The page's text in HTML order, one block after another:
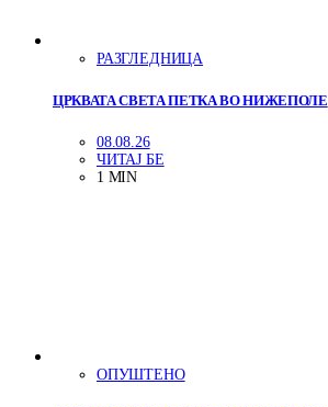
РАЗГЛЕДНИЦА
ЦРКВАТА СВЕТА ПЕТКА ВО НИЖЕПОЛЕ
08.08.26
ЧИТАЈ БЕ
1 MIN
ОПУШТЕНО